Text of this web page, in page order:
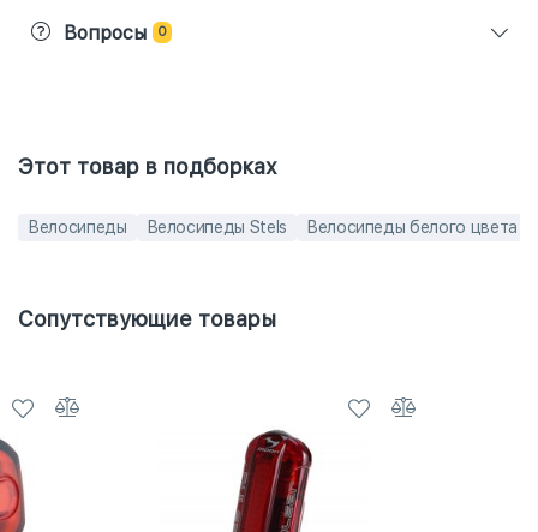
Вопросы 0
Этот товар в подборках
Велосипеды Велосипеды Stels Велосипеды белого цвета
Сопутствующие товары